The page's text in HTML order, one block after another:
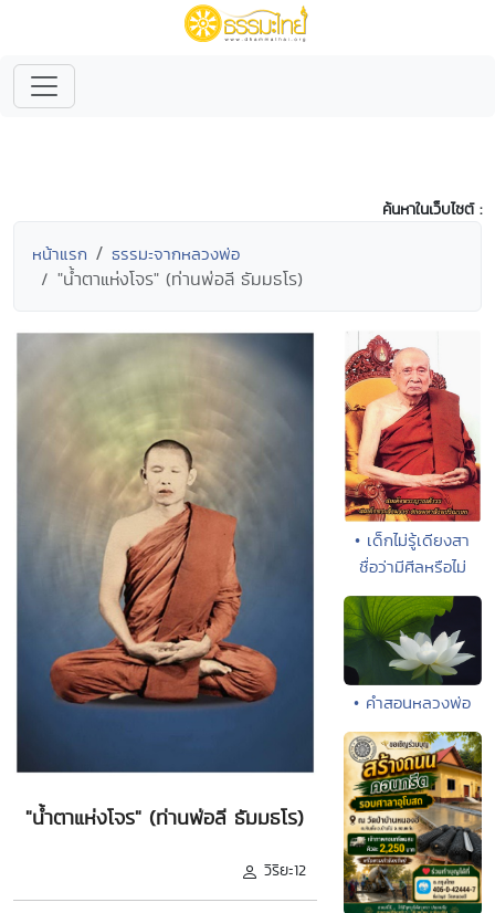
ค้นหาในเว็บไซต์ :
หน้าแรก ธรรมะจากหลวงพ่อ
"น้ำตาแห่งโจร" (ท่านพ่อลี ธัมมธโร)
"น้ำตาแห่งโจร" (ท่านพ่อลี ธัมมธโร)
วิริยะ12
• เด็กไม่รู้เดียงสา
ชื่อว่ามีศีลหรือไม่
• คำสอนหลวงพ่อ